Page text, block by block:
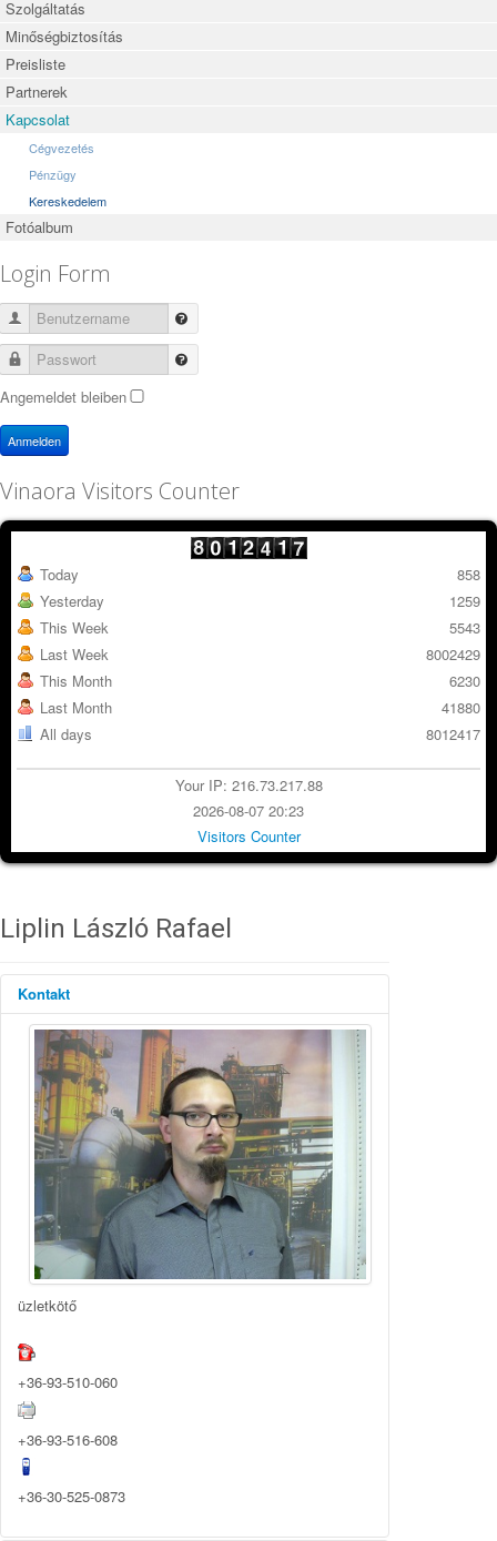
Szolgáltatás
Minőségbiztosítás
Preisliste
Partnerek
Kapcsolat
Cégvezetés
Pénzügy
Kereskedelem
Fotóalbum
Login Form
Benutzername
Passwort
Angemeldet bleiben
Anmelden
Vinaora Visitors Counter
Today
Yesterday
This Week
Last Week
This Month
Last Month
All days
858
1259
5543
8002429
6230
41880
8012417
Your IP: 216.73.217.88
2026-08-07 20:23
Visitors Counter
Liplin László Rafael
Kontakt
Position:
üzletkötő
+36-93-510-060
+36-93-516-608
+36-30-525-0873